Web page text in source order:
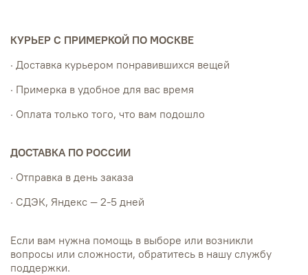
КУРЬЕР С ПРИМЕРКОЙ ПО МОСКВЕ
· Доставка курьером понравившихся вещей
· Примерка в удобное для вас время
· Оплата только того, что вам подошло
ДОСТАВКА ПО РОССИИ
· Отправка в день заказа
· СДЭК, Яндекс — 2-5 дней
Если вам нужна помощь в выборе или возникли
вопросы или сложности, обратитесь в нашу службу
поддержки.